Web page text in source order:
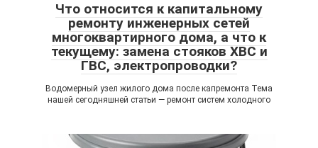
Что относится к капитальному
ремонту инженерных сетей
многоквартирного дома, а что к
текущему: замена стояков ХВС и
ГВС, электропроводки?
Водомерный узел жилого дома после капремонта Тема
нашей сегодняшней статьи — ремонт систем холодного